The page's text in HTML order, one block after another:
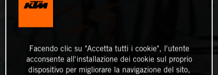
Facendo clic su "Accetta tutti i cookie", l'utente
acconsente all'installazione dei cookie sul proprio
dispositivo per migliorare la navigazione del sito,